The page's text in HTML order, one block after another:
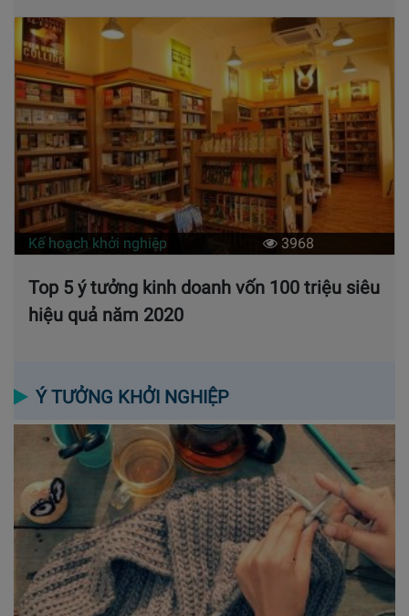
Kế hoạch khởi nghiệp 3968
Top 5 ý tưởng kinh doanh vốn 100 triệu siêu
hiệu quả năm 2020
Ý TƯỞNG KHỞI NGHIỆP